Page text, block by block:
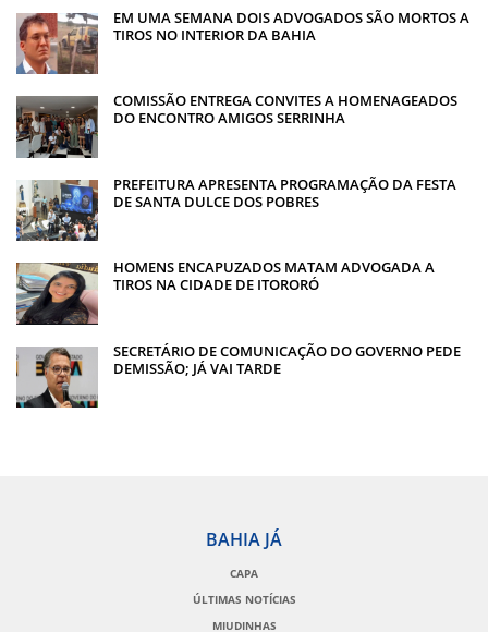
EM UMA SEMANA DOIS ADVOGADOS SÃO MORTOS A
TIROS NO INTERIOR DA BAHIA
COMISSÃO ENTREGA CONVITES A HOMENAGEADOS
DO ENCONTRO AMIGOS SERRINHA
PREFEITURA APRESENTA PROGRAMAÇÃO DA FESTA
DE SANTA DULCE DOS POBRES
HOMENS ENCAPUZADOS MATAM ADVOGADA A
TIROS NA CIDADE DE ITORORÓ
SECRETÁRIO DE COMUNICAÇÃO DO GOVERNO PEDE
DEMISSÃO; JÁ VAI TARDE
BAHIA JÁ
CAPA
ÚLTIMAS NOTÍCIAS
MIUDINHAS